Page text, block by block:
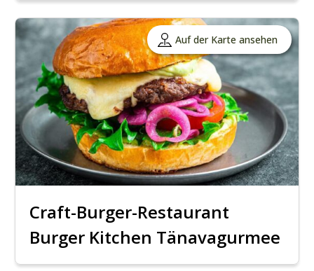
Auf der Karte ansehen
Craft-Burger-Restaurant
Burger Kitchen Tänavagurmee